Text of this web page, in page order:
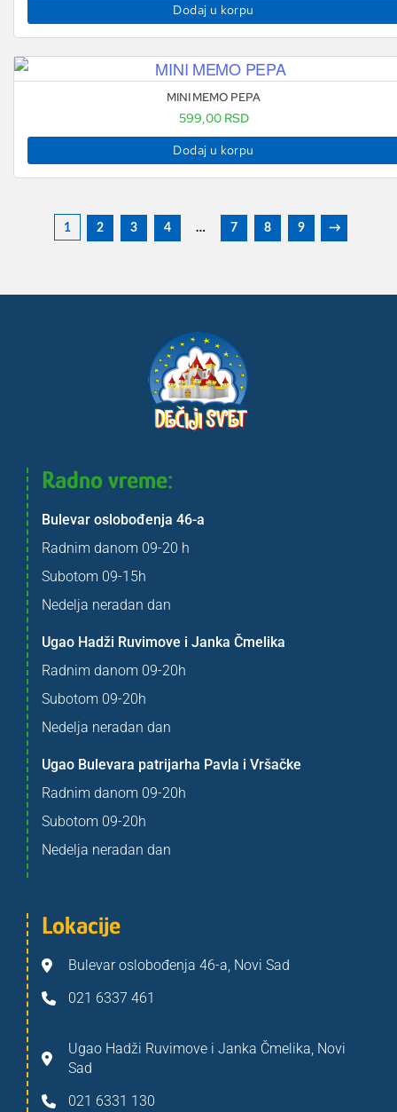
Dodaj u korpu
MINI MEMO PEPA
599,00 RSD
Dodaj u korpu
1 2 3 4 … 7 8 9 →
Radno vreme:
Bulevar oslobođenja 46-a
Radnim danom 09-20 h
Subotom 09-15h
Nedelja neradan dan
Ugao Hadži Ruvimove i Janka Čmelika
Radnim danom 09-20h
Subotom 09-20h
Nedelja neradan dan
Ugao Bulevara patrijarha Pavla i Vršačke
Radnim danom 09-20h
Subotom 09-20h
Nedelja neradan dan
Lokacije
Bulevar oslobođenja 46-a, Novi Sad
021 6337 461
Ugao Hadži Ruvimove i Janka Čmelika, Novi
Sad
021 6331 130